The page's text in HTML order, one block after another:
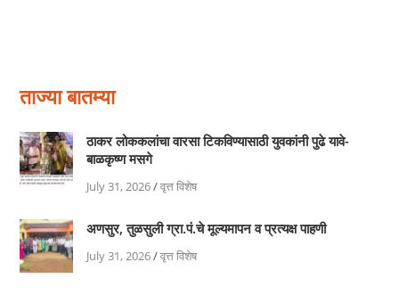
ताज्या बातम्या
ठाकर लोककलांचा वारसा टिकविण्यासाठी युवकांनी पुढे यावे-
बाळकृष्ण मसगे
July 31, 2026/वृत्त विशेष
अणसुर, तुळसुली ग्रा.पं.चे मूल्यमापन व प्रत्यक्ष पाहणी
July 31, 2026/वृत्त विशेष